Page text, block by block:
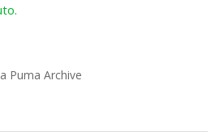
Puma Archive